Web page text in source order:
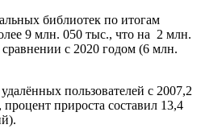
библиотек по итогам
9 млн. 050 тыс., что на 2 млн.
с 2020 годом (6 млн.
пользователей с 2007,2
прироста составил 13,4